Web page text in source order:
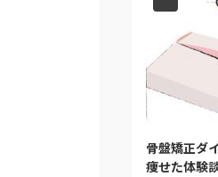
骨盤矯正ダ
痩せた体験